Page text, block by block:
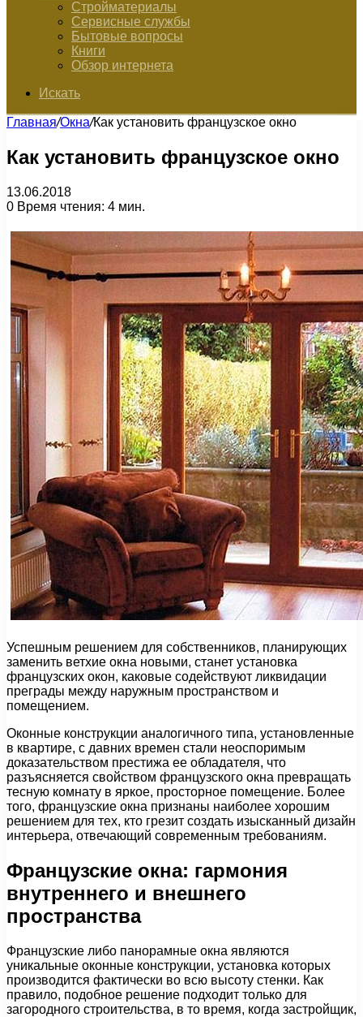
Стройматериалы
Сервисные службы
Бытовые вопросы
Книги
Обзор интернета
Искать
Главная/Окна/Как установить французское окно
Как установить французское окно
13.06.2018
0 Время чтения: 4 мин.
Успешным решением для собственников, планирующих
заменить ветхие окна новыми, станет установка
французских окон, каковые содействуют ликвидации
преграды между наружным пространством и
помещением.
Оконные конструкции аналогичного типа, установленные
в квартире, с давних времен стали неоспоримым
доказательством престижа ее обладателя, что
разъясняется свойством французского окна превращать
тесную комнату в яркое, просторное помещение. Более
того, французские окна признаны наиболее хорошим
решением для тех, кто грезит создать изысканный дизайн
интерьера, отвечающий современным требованиям.
Французские окна: гармония
внутреннего и внешнего
пространства
Французские либо панорамные окна являются
уникальные оконные конструкции, установка которых
производится фактически во всю высоту стенки. Как
правило, подобное решение подходит только для
загородного строительства, в то время, когда застройщик,